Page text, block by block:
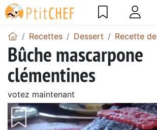
Recettes Dessert Recette
Bûche mascarpone
clémentines
votez maintenant